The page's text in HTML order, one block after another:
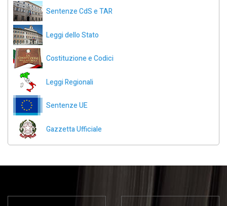
Sentenze CdS e TAR
Leggi dello Stato
Costituzione e Codici
Leggi Regionali
Sentenze UE
Gazzetta Ufficiale